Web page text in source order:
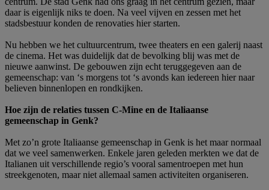
daar is eigenlijk niks te doen. Na veel vijven en zessen met het
stadsbestuur konden de renovaties hier starten.
Nu hebben we het cultuurcentrum, twee theaters en een galerij naast
de cinema. Het was duidelijk dat de bevolking blij was met de
nieuwe aanwinst. De gebouwen zijn echt teruggegeven aan de
gemeenschap: van ‘s morgens tot ‘s avonds kan iedereen hier naar
believen binnenlopen en rondkijken.
Hoe zijn de relaties tussen C-Mine en de Italiaanse
gemeenschap in Genk?
Met zo’n grote Italiaanse gemeenschap in Genk is het maar normaal
dat we veel samenwerken. Enkele jaren geleden merkten we dat de
Italianen uit verschillende regio’s vooral samentroepen met hun
streekgenoten, maar niet allemaal samen activiteiten organiseren.